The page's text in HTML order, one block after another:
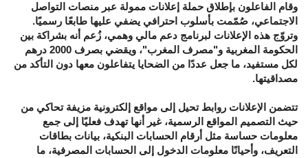
وقام الفاعلون بإطلاق حملة إعلانات ممولة عبر منصات التواصل
الاجتماعي، صُمّمت بأسلوب احترافي يضفي عليها طابعًا رسميًا.
وتروّج هذه الإعلانات لبرنامج دعم مالي وهمي، زُعم أنه بشراكة بين
الحكومة المغربية و"مصرف المغرب"، ويقضي بصرف 2000 درهم
لكل مستفيد، ما جعل عددًا من الضحايا يتفاعلون معها دون التأكد من
مصداقيتها.
تتضمن الإعلانات روابط تحيل إلى مواقع إلكترونية مزيفة تحاكي من
حيث التصميم المواقع الرسمية، غير أنها تهدف فعليًا إلى جمع
معلومات حساسة مثل أرقام الحسابات البنكية، بيانات بطاقات
التعريف، وأحيانًا معلومات الدخول إلى الحسابات المصرفية، ما